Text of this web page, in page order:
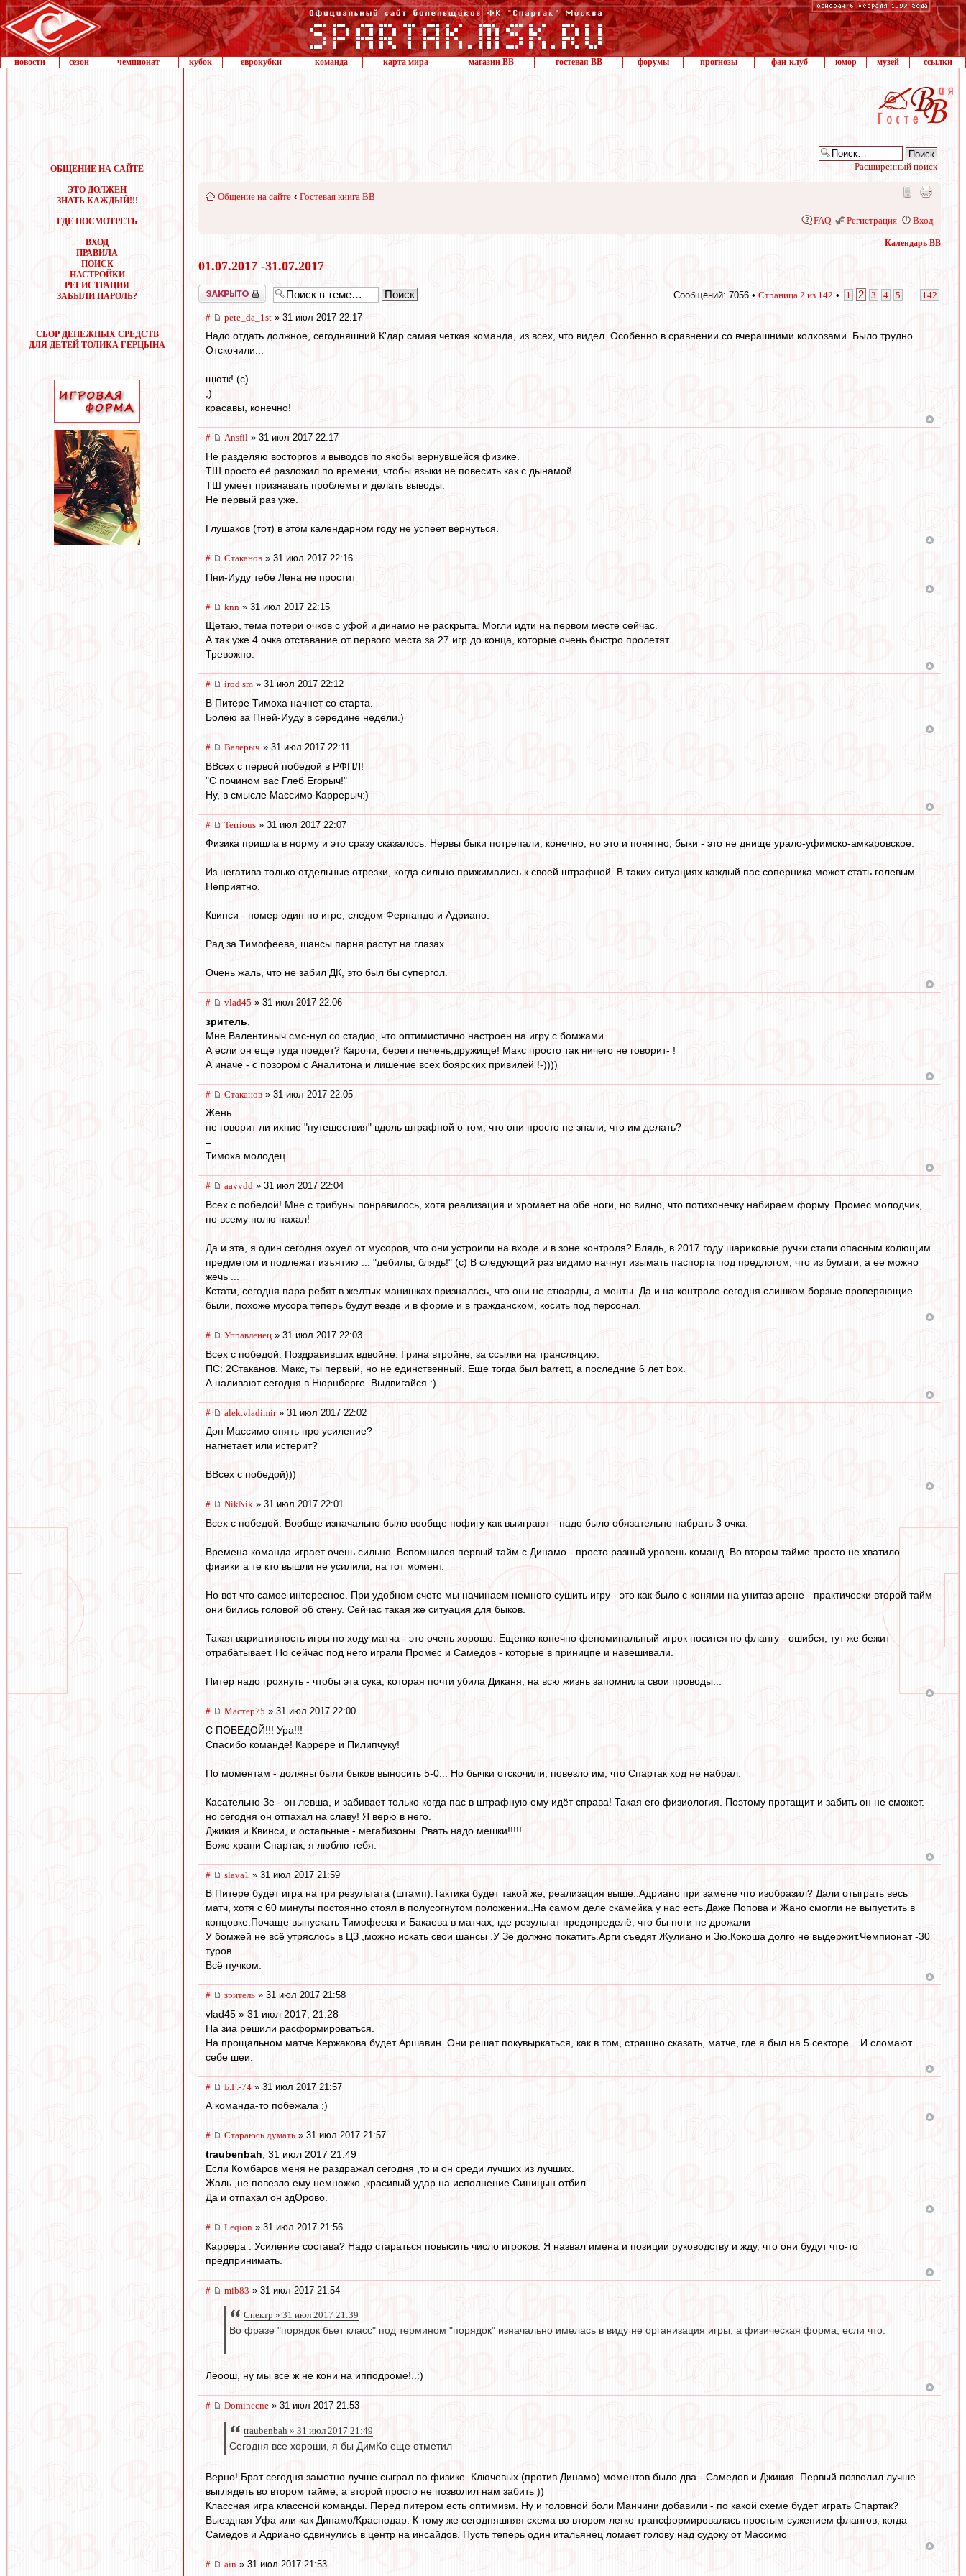
новости сезон чемпионат кубок еврокубки команда карта мира магазин ВВ гостевая ВВ форумы прогнозы фан-клуб юмор музей ссылки
ОБЩЕНИЕ НА САЙТЕ
ЭТО ДОЛЖЕН
ЗНАТЬ КАЖДЫЙ!!!
ГДЕ ПОСМОТРЕТЬ
ВХОД
ПРАВИЛА
ПОИСК
НАСТРОЙКИ
РЕГИСТРАЦИЯ
ЗАБЫЛИ ПАРОЛЬ?
СБОР ДЕНЕЖНЫХ СРЕДСТВ
ДЛЯ ДЕТЕЙ ТОЛИКА ГЕРЦЫНА
Расширенный поиск
Общение на сайте ‹ Гостевая книга ВВ
FAQ Регистрация Вход
Календарь ВВ
01.07.2017 -31.07.2017
Закрыто Сообщений: 7056 • Страница 2 из 142 • 1 2 3 4 5 142
# pete_da_1st » 31 июл 2017 22:17
Надо отдать должное, сегодняшний К'дар самая четкая команда, из всех, что видел. Особенно в сравнении со вчерашними колхозами. Было трудно.
Отскочили...
щютк! (с)
;)
красавы, конечно!
# Ansfil » 31 июл 2017 22:17
Не разделяю восторгов и выводов по якобы вернувшейся физике.
ТШ просто её разложил по времени, чтобы языки не повесить как с дынамой.
ТШ умеет признавать проблемы и делать выводы.
Не первый раз уже.
Глушаков (тот) в этом календарном году не успеет вернуться.
# Cтаканов » 31 июл 2017 22:16
Пни-Иуду тебе Лена не простит
# knn » 31 июл 2017 22:15
Щетаю, тема потери очков с уфой и динамо не раскрыта. Могли идти на первом месте сейчас.
А так уже 4 очка отставание от первого места за 27 игр до конца, которые очень быстро пролетят.
Тревожно.
# irod sm » 31 июл 2017 22:12
В Питере Тимоха начнет со старта.
Болею за Пней-Иуду в середине недели.)
# Валерыч » 31 июл 2017 22:11
ВВсех с первой победой в РФПЛ!
"С почином вас Глеб Егорыч!"
Ну, в смысле Массимо Каррерыч:)
# Terrious » 31 июл 2017 22:07
Физика пришла в норму и это сразу сказалось. Нервы быки потрепали, конечно, но это и понятно, быки - это не днище урало-уфимско-амкаровское.
Из негатива только отдельные отрезки, когда сильно прижимались к своей штрафной. В таких ситуациях каждый пас соперника может стать голевым.
Неприятно.
Квинси - номер один по игре, следом Фернандо и Адриано.
Рад за Тимофеева, шансы парня растут на глазах.
Очень жаль, что не забил ДК, это был бы супергол.
# vlad45 » 31 июл 2017 22:06
зpитель
Мне Валентиныч смс-нул со стадио, что оптимистично настроен на игру с бомжами.
А если он еще туда поедет? Карочи, береги печень,дружище! Макс просто так ничего не говорит- !
А иначе - с позором с Аналитона и лишение всех боярских привилей !-))))
# Cтаканов » 31 июл 2017 22:05
Жень
не говорит ли ихние "путешествия" вдоль штрафной о том, что они просто не знали, что им делать?
=
Тимоха молодец
# aavvdd » 31 июл 2017 22:04
Всех с победой! Мне с трибуны понравилось, хотя реализация и хромает на обе ноги, но видно, что потихонечку набираем форму. Промес молодчик,
по всему полю пахал!
Да и эта, я один сегодня охуел от мусоров, что они устроили на входе и в зоне контроля? Блядь, в 2017 году шариковые ручки стали опасным колющим
предметом и подлежат изъятию ... "дебилы, блядь!" (с) В следующий раз видимо начнут изымать паспорта под предлогом, что из бумаги, а ее можно
жечь ...
Кстати, сегодня пара ребят в желтых манишках призналась, что они не стюарды, а менты. Да и на контроле сегодня слишком борзые проверяющие
были, похоже мусора теперь будут везде и в форме и в гражданском, косить под персонал.
# Управленец » 31 июл 2017 22:03
Всех с победой. Поздравивших вдвойне. Грина втройне, за ссылки на трансляцию.
ПС: 2Стаканов. Макс, ты первый, но не единственный. Еще тогда был barrett, а последние 6 лет box.
А наливают сегодня в Нюрнберге. Выдвигайся :)
# alek.vladimir» 31 июл 2017 22:02
Дон Массимо опять про усиление?
нагнетает или истерит?
ВВсех с победой)))
# NikNik » 31 июл 2017 22:01
Всех с победой. Вообще изначально было вообще пофигу как выиграют - надо было обязательно набрать 3 очка.
Времена команда играет очень сильно. Вспомнился первый тайм с Динамо - просто разный уровень команд. Во втором тайме просто не хватило
физики а те кто вышли не усилили, на тот момент.
Но вот что самое интересное. При удобном счете мы начинаем немного сушить игру - это как было с конями на унитаз арене - практически второй тайм
они бились головой об стену. Сейчас такая же ситуация для быков.
Такая вариативность игры по ходу матча - это очень хорошо. Ещенко конечно феноминальный игрок носится по флангу - ошибся, тут же бежит
отрабатывает. Но сейчас под него играли Промес и Самедов - которые в приницпе и навешивали.
Питер надо грохнуть - чтобы эта сука, которая почти убила Диканя, на всю жизнь запомнила свои проводы...
# Мастер75 » 31 июл 2017 22:00
С ПОБЕДОЙ!!! Ура!!!
Спасибо команде! Каррере и Пилипчуку!
По моментам - должны были быков выносить 5-0... Но бычки отскочили, повезло им, что Спартак ход не набрал.
Касательно Зе - он левша, и забивает только когда пас в штрафную ему идёт справа! Такая его физиология. Поэтому протащит и забить он не сможет.
но сегодня он отпахал на славу! Я верю в него.
Джикия и Квинси, и остальные - мегабизоны. Рвать надо мешки!!!!!
Боже храни Спартак, я люблю тебя.
# slava1 » 31 июл 2017 21:59
В Питере будет игра на три результата (штамп).Тактика будет такой же, реализация выше..Адриано при замене что изобразил? Дали отыграть весь
матч, хотя с 60 минуты постоянно стоял в полусогнутом положении..На самом деле скамейка у нас есть.Даже Попова и Жано смогли не выпустить в
концовке.Почаще выпускать Тимофеева и Бакаева в матчах, где результат предопределё, что бы ноги не дрожали
У бомжей не всё утряслось в ЦЗ ,можно искать свои шансы .У Зе должно покатить.Арги съедят Жулиано и Зю.Кокоша долго не выдержит.Чемпионат -30
туров.
Всё пучком.
# зpитель » 31 июл 2017 21:58
vlad45 » 31 июл 2017, 21:28
На зиа решили расформироваться.
На прощальном матче Кержакова будет Аршавин. Они решат покувыркаться, как в том, страшно сказать, матче, где я был на 5 секторе... И сломают
себе шеи.
# Б.Г.-74 » 31 июл 2017 21:57
А команда-то побежала ;)
# Стараюсь думать » 31 июл 2017 21:57
traubenbah , 31 июл 2017 21:49
Если Комбаров меня не раздражал сегодня ,то и он среди лучших из лучших.
Жаль ,не повезло ему немножко ,красивый удар на исполнение Синицын отбил.
Да и отпахал он здОрово.
# Leqion » 31 июл 2017 21:56
Каррера : Усиление состава? Надо стараться повысить число игроков. Я назвал имена и позиции руководству и жду, что они будут что-то
предпринимать.
# mib83 » 31 июл 2017 21:54
Спектр » 31 июл 2017 21:39
Во фразе "порядок бьет класс" под термином "порядок" изначально имелась в виду не организация игры, а физическая форма, если что.
Лёоош, ну мы все ж не кони на ипподроме!..:)
# Dominecne » 31 июл 2017 21:53
traubenbah » 31 июл 2017 21:49
Сегодня все хороши, я бы ДимКо еще отметил
Верно! Брат сегодня заметно лучше сыграл по физике. Ключевых (против Динамо) моментов было два - Самедов и Джикия. Первый позволил лучше
выглядеть во втором тайме, а второй просто не позволил нам забить ))
Классная игра классной команды. Перед питером есть оптимизм. Ну и головной боли Манчини добавили - по какой схеме будет играть Спартак?
Выездная Уфа или как Динамо/Краснодар. К тому же сегодняшняя схема во втором легко трансформировалась простым сужением флангов, когда
Самедов и Адриано сдвинулись в центр на инсайдов. Пусть теперь один итальянец ломает голову над судоку от Массимо
# ain » 31 июл 2017 21:53